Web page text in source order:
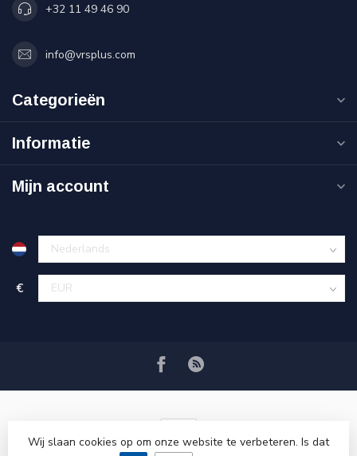
+32 11 49 46 90
info@vrsplus.com
Categorieën
Informatie
Mijn account
€
Wij slaan cookies op om onze website te verbeteren. Is dat